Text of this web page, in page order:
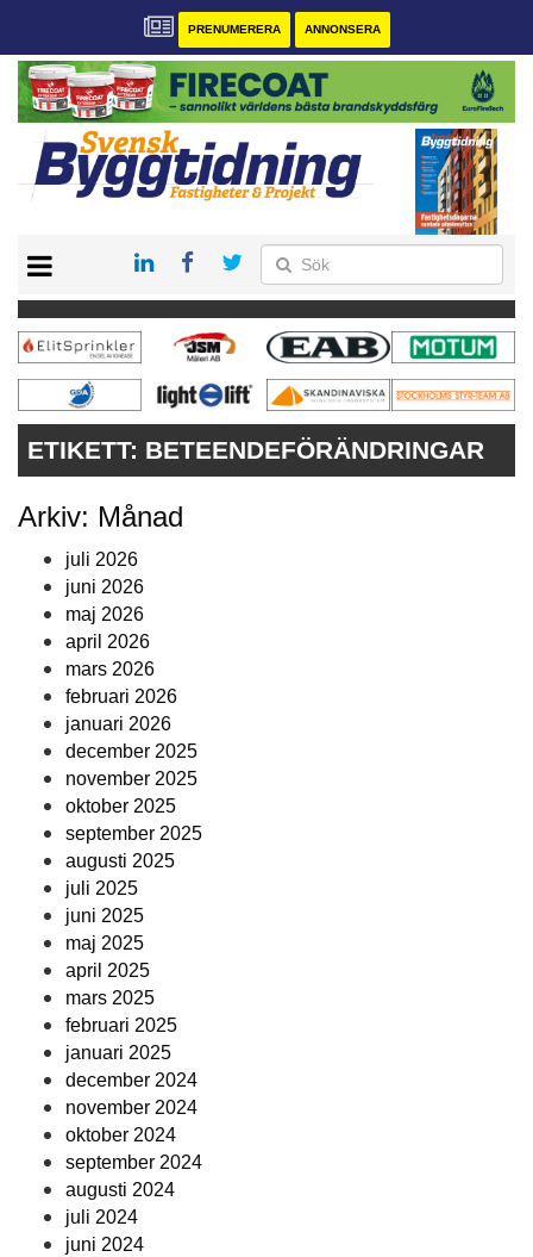
PRENUMERERA ANNONSERA
PRENUMERERA
VÅRA ANDRA MAGASIN
ANNONSERA
KONTAKT
ETIKETT: BETEENDEFÖRÄNDRINGAR
Arkiv: Månad
juli 2026
juni 2026
maj 2026
april 2026
mars 2026
februari 2026
januari 2026
december 2025
november 2025
oktober 2025
september 2025
augusti 2025
juli 2025
juni 2025
maj 2025
april 2025
mars 2025
februari 2025
januari 2025
december 2024
november 2024
oktober 2024
september 2024
augusti 2024
juli 2024
juni 2024